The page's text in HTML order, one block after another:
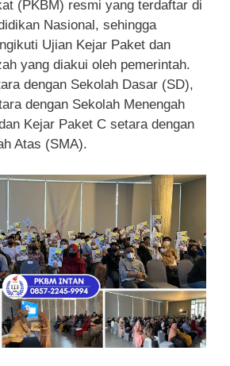
(PKBM) resmi yang terdaftar di
Nasional, sehingga
Ujian Kejar Paket dan
yang diakui oleh pemerintah.
dengan Sekolah Dasar (SD),
dengan Sekolah Menengah
Kejar Paket C setara dengan
Atas (SMA).